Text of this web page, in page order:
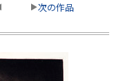
次の作品